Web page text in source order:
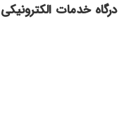
درگاه خدمات الکترونیکی